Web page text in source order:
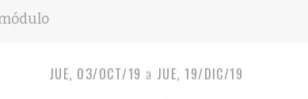
JUE, 03/OCT/19 a JUE, 19/DIC/19